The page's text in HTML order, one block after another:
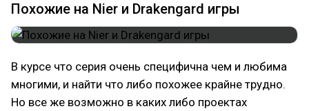
Похожие на Nier и Drakengard игры
В курсе что серия очень специфична чем и любима
многими, и найти что либо похожее крайне трудно.
Но все же возможно в каких либо проектах